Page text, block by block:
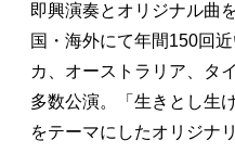
即興演奏とオリジナル曲
国・海外にて年間150回
カ、オーストラリア、タ
多数公演。「生きとし生
をテーマにしたオリジナ